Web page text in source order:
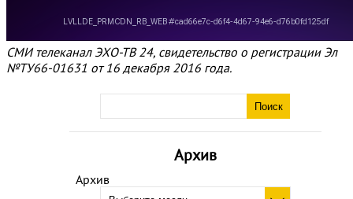
Архив
Архив
СМИ телеканал ЭХО-ТВ 24, свидетельство о регистрации Эл
№ТУ66-01631 от 16 декабря 2016 года.